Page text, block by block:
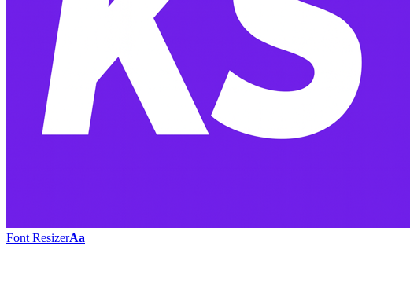
Font ResizerAa